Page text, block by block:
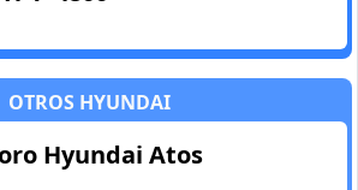
OTROS HYUNDAI
Hyundai Atos